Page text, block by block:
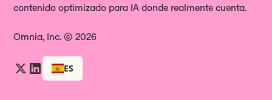
contenido optimizado para IA donde realmente cuenta.
Omnia, Inc. © 2026
ES